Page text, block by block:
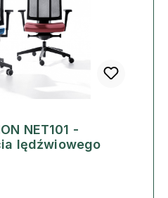
NET101 -
lędźwiowego